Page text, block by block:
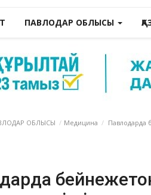
ПАВЛОДАР ОБЛЫСЫ
ОБЛЫСЫ Медицина Павлодарда